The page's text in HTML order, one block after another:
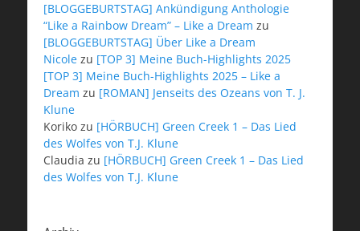
[BLOGGEBURTSTAG] Ankündigung Anthologie
“Like a Rainbow Dream” – Like a Dream zu
[BLOGGEBURTSTAG] Über Like a Dream
Nicole zu [TOP 3] Meine Buch-Highlights 2025
[TOP 3] Meine Buch-Highlights 2025 – Like a
Dream zu [ROMAN] Jenseits des Ozeans von T. J.
Klune
Koriko zu [HÖRBUCH] Green Creek 1 – Das Lied
des Wolfes von T.J. Klune
Claudia zu [HÖRBUCH] Green Creek 1 – Das Lied
des Wolfes von T.J. Klune